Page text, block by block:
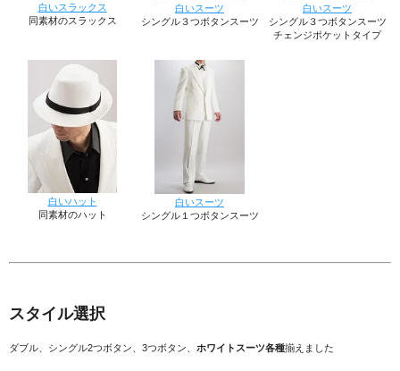
白いスラックス
同素材のスラックス
白いスーツ
シングル３つボタンスーツ
白いスーツ
シングル３つボタンスーツ
チェンジポケットタイプ
白いハット
同素材のハット
白いスーツ
シングル１つボタンスーツ
スタイル選択
ダブル、シングル2つボタン、3つボタン、 ホワイトスーツ各種揃えました